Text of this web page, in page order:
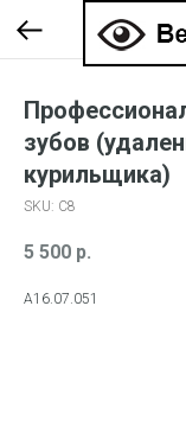
зубов
курильщика)
SKU: С8
5 500 р.
А16.07.051